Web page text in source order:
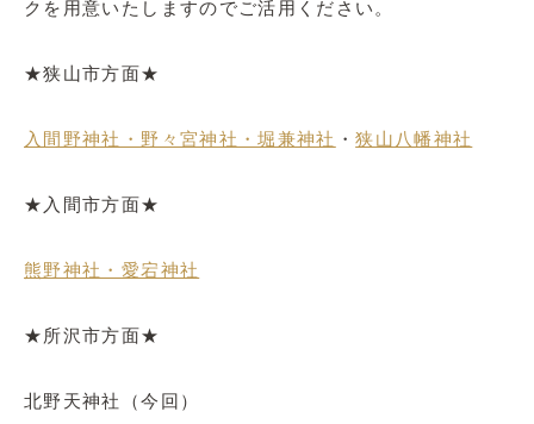
クを用意いたしますのでご活用ください。
★狭山市方面★
入間野神社・野々宮神社・堀兼神社 ・狭山八幡神社
★入間市方面★
熊野神社・愛宕神社
★所沢市方面★
北野天神社（今回）